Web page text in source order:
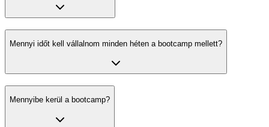
Mennyi időt kell vállalnom minden héten a bootcamp mellett?
Mennyibe kerül a bootcamp?